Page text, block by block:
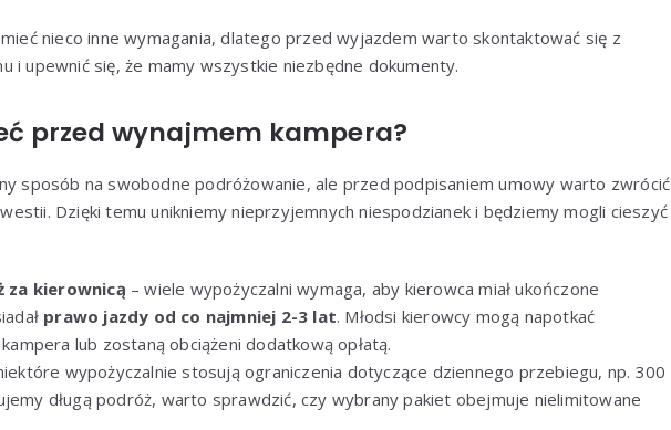
nieco inne wymagania, dlatego przed wyjazdem warto skontaktować się z
i upewnić się, że mamy wszystkie niezbędne dokumenty.
przed wynajmem kampera?
sposób na swobodne podróżowanie, ale przed podpisaniem umowy warto zwrócić
Dzięki temu unikniemy nieprzyjemnych niespodzianek i będziemy mogli cieszyć
za kierownicą – wiele wypożyczalni wymaga, aby kierowca miał ukończone
prawo jazdy od co najmniej 2-3 lat. Młodsi kierowcy mogą napotkać
lub zostaną obciążeni dodatkową opłatą.
wypożyczalnie stosują ograniczenia dotyczące dziennego przebiegu, np. 300
długą podróż, warto sprawdzić, czy wybrany pakiet obejmuje nielimitowane